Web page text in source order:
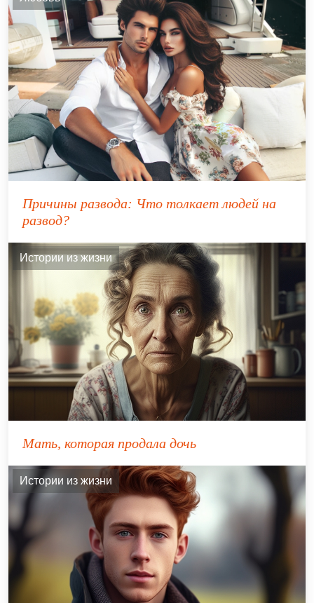
Причины развода: Что толкает людей на
развод?
Истории из жизни
Мать, которая продала дочь
Истории из жизни